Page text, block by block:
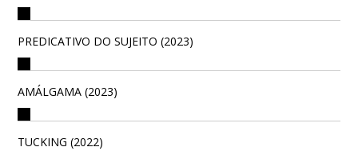
PREDICATIVO DO SUJEITO (2023)
AMÁLGAMA (2023)
TUCKING (2022)